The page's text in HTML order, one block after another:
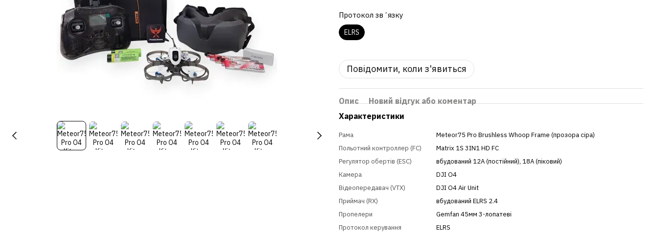
Протокол звʼязку
ELRS
Повідомити, коли з'явиться
Опис
Новий відгук або коментар
Характеристики
Рама
Meteor75 Pro Brushless Whoop Frame (прозора сіра)
Польотний контроллер (FC)
Matrix 1S 3IN1 HD FC
Регулятор обертів (ESC)
вбудований 12A (постійний), 18А (піковий)
Камера
DJI O4
Відеопередавач (VTX)
DJI O4 Air Unit
Приймач (RX)
вбудований ELRS 2.4
Пропелери
Gemfan 45мм 3-лопатеві
Протокол керування
ELRS